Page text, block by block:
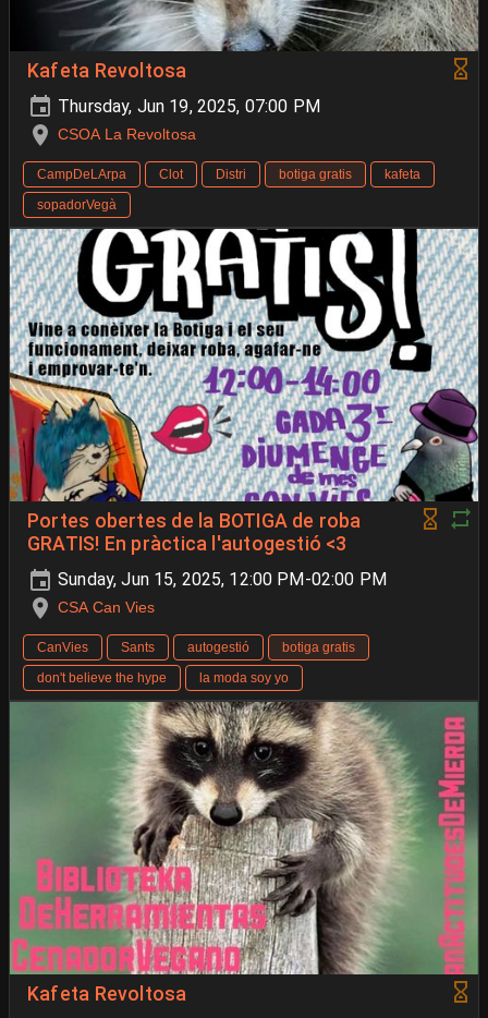
Kafeta Revoltosa
Thursday, Jun 19, 2025, 07:00 PM
CSOA La Revoltosa
CampDeLArpa Clot Distri botiga gratis
kafeta
sopadorVegà
Portes obertes de la BOTIGA de roba
GRATIS! En pràctica l'autogestió <3
Sunday, Jun 15, 2025, 12:00 PM-02:00 PM
CSA Can Vies
CanVies Sants autogestió
botiga gratis
don't believe the hype
la moda soy yo
Kafeta Revoltosa